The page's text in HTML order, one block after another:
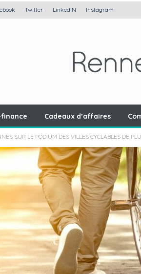
Twitter LinkedIN Instagram
Cadeaux d’affaires
SUR LE PODIUM DES VILLES CYCLABLES DE